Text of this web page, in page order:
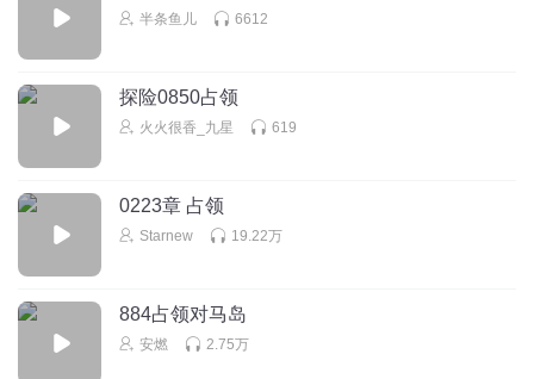
半条鱼儿 6612
探险0850占领
火火很香_九星 619
0223章 占领
Starnew 19.22万
884占领对马岛
安燃 2.75万